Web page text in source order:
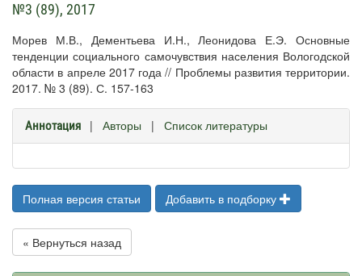
№3 (89), 2017
Морев М.В., Дементьева И.Н., Леонидова Е.Э. Основные
тенденции социального самочувствия населения Вологодской
области в апреле 2017 года // Проблемы развития территории.
2017. № 3 (89). С. 157-163
Аннотация | Авторы | Список литературы
Полная версия статьи Добавить в подборку
« Вернуться назад